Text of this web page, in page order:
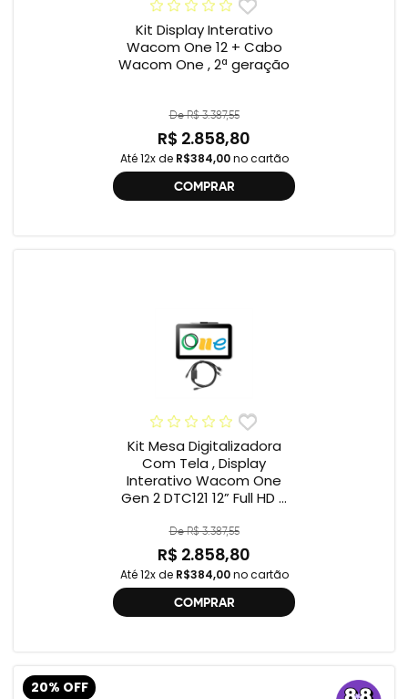
Kit Display Interativo
Wacom One 12 + Cabo
Wacom One , 2ª geração
De R$ 3.387,55
R$ 2.858,80
Até 12x de R$384,00no cartão
COMPRAR
Kit Mesa Digitalizadora
Com Tela , Display
Interativo Wacom One
Gen 2 DTC121 12” Full HD +
geração , DTC121 ,
DTH134W,
De R$ 3.387,55
R$ 2.858,80
Até 12x de R$384,00no cartão
COMPRAR
20% OFF